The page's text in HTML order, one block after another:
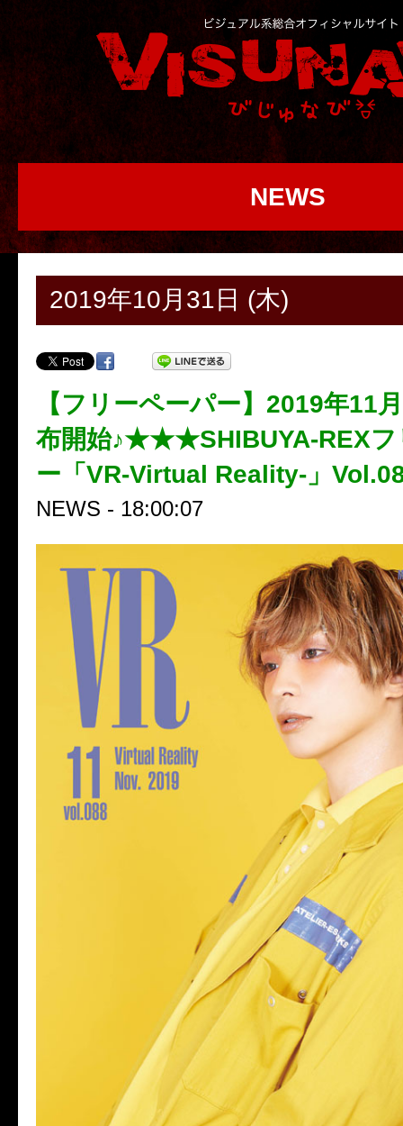
NEWS
2019年10月31日 (木)
【フリーペーパー】2019年11
布開始♪★★★SHIBUYA-REXフ
ー「VR-Virtual Reality-」
NEWS - 18:00:07